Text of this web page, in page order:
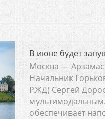
В июне будет
Москва —
Начальник
РЖД) Сергей
обеспечивает